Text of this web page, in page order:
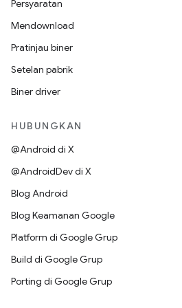
Persyaratan
Mendownload
Pratinjau biner
Setelan pabrik
Biner driver
HUBUNGKAN
@Android di X
@AndroidDev di X
Blog Android
Blog Keamanan Google
Platform di Google Grup
Build di Google Grup
Porting di Google Grup